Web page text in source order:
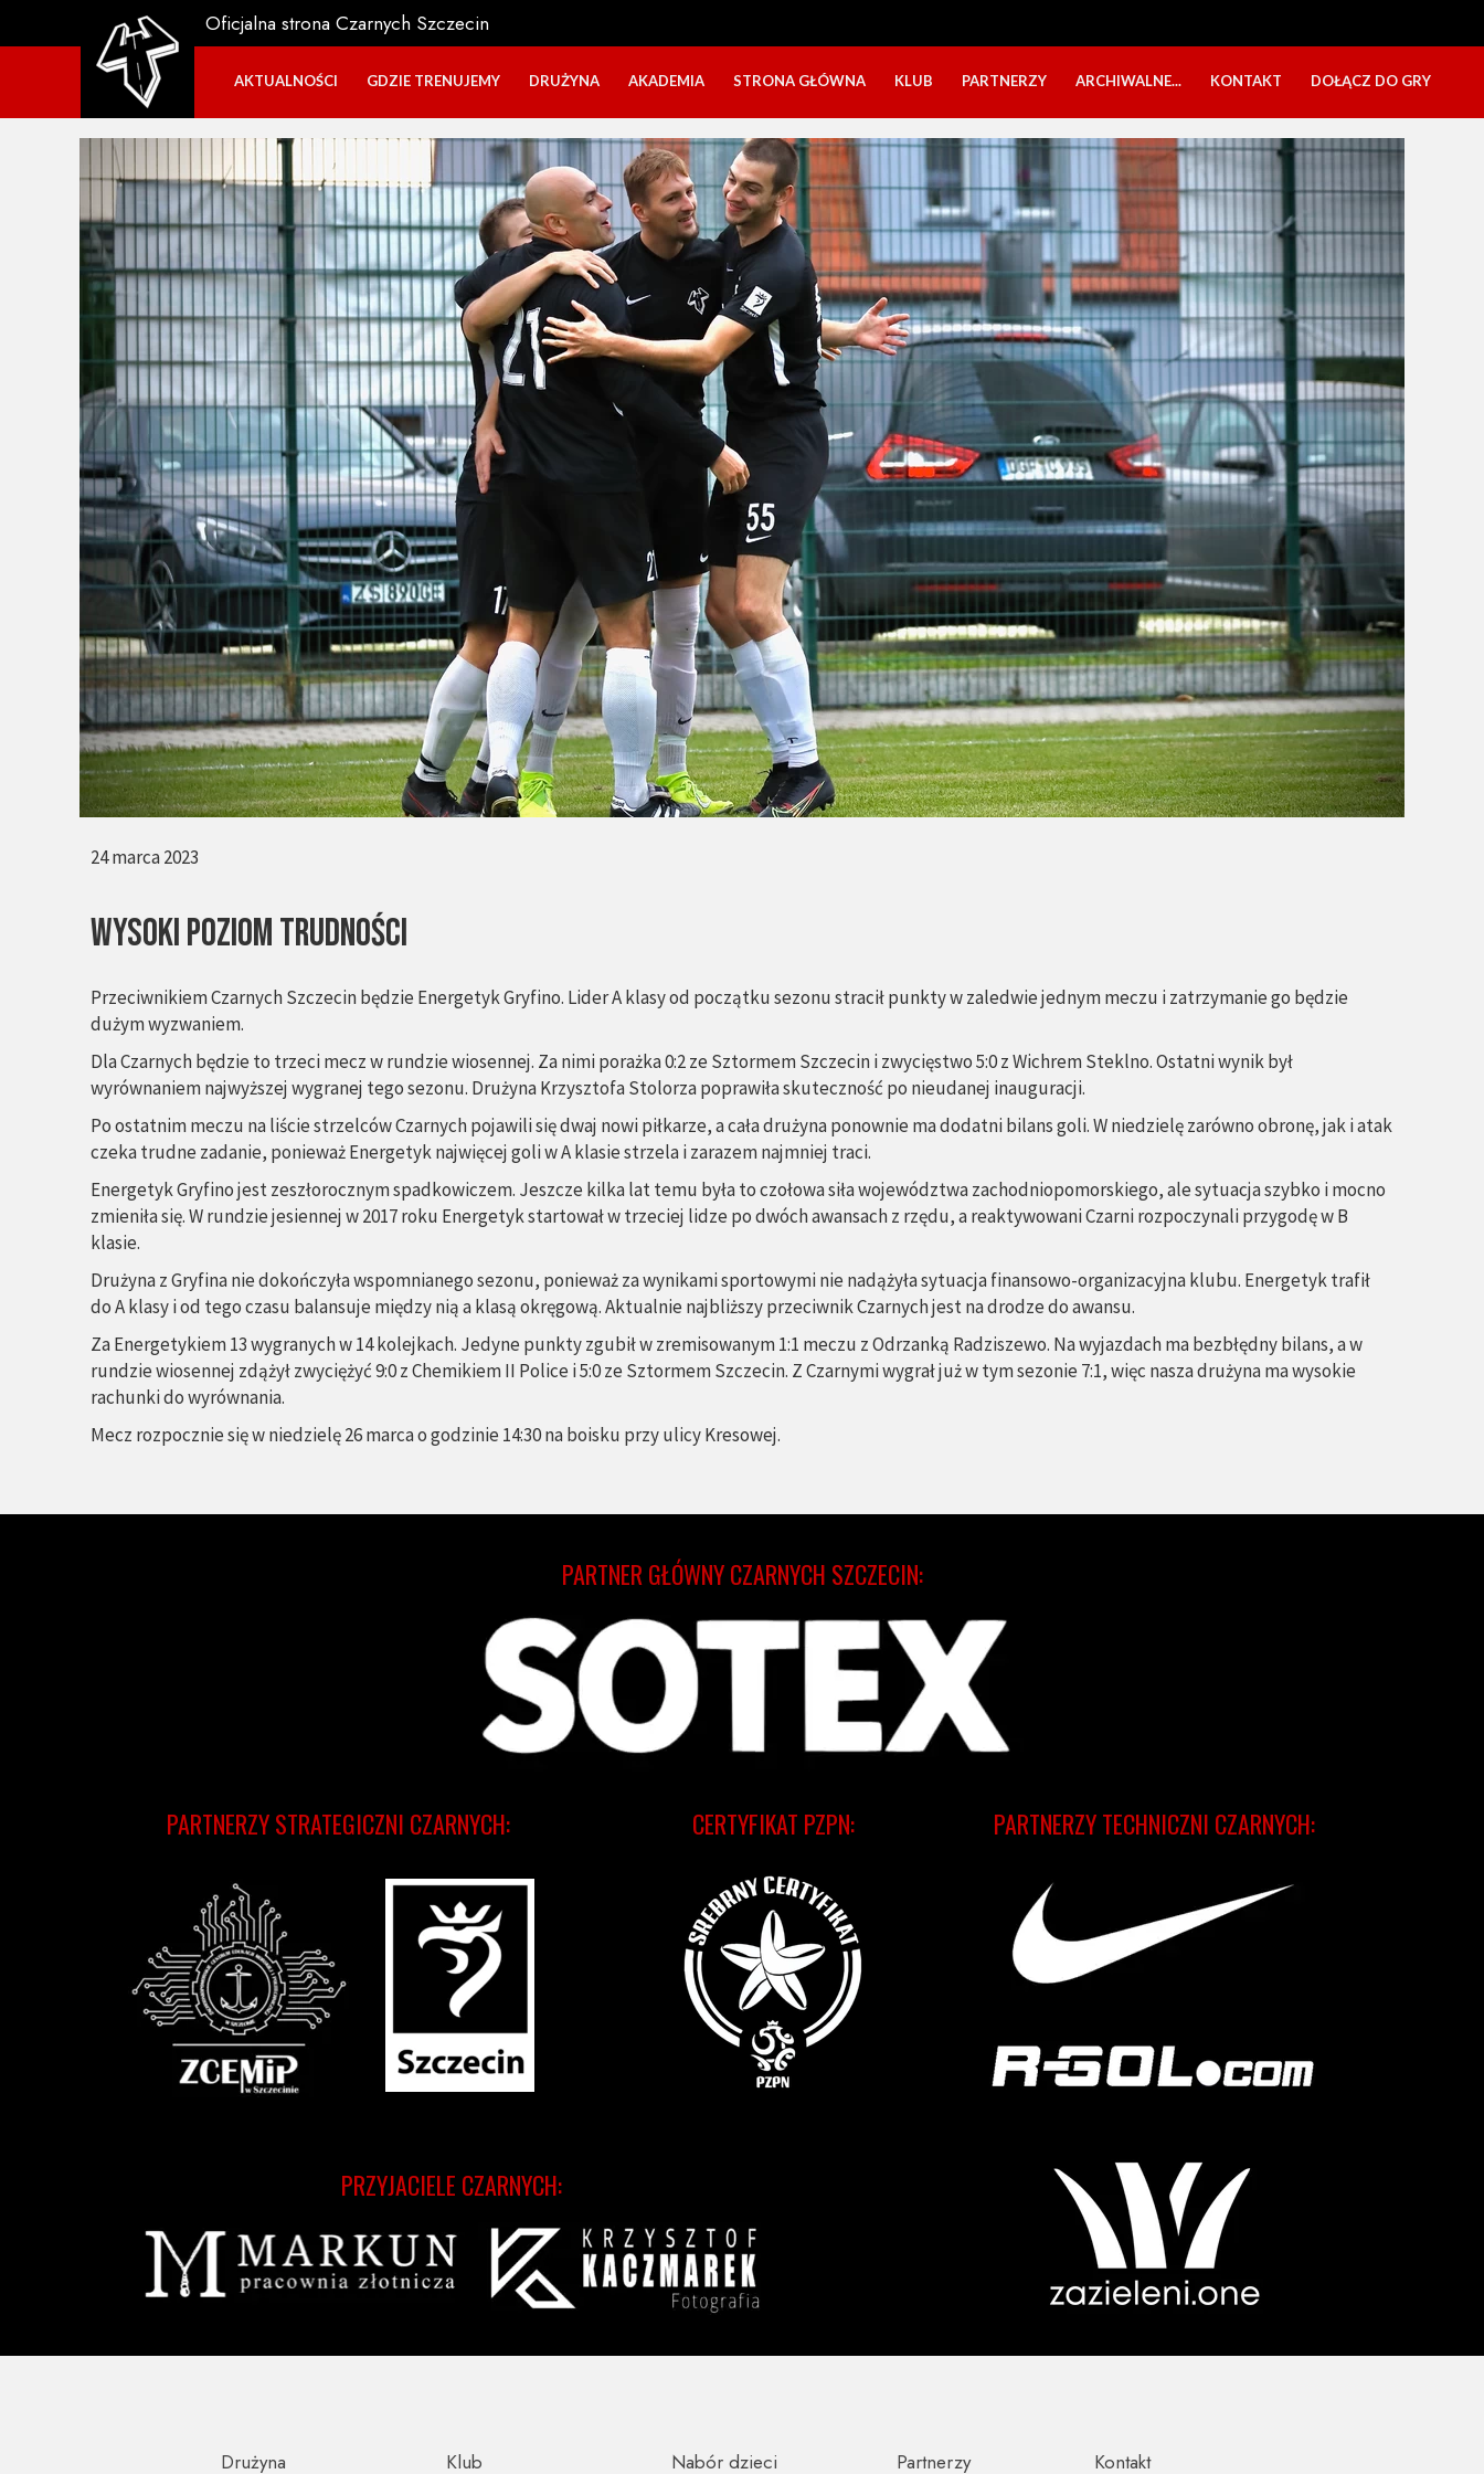
Przeciwnikiem Czarnych Szczecin będzie Energetyk Gryfino. Lider A klasy od początku sezonu stracił punkty w zaledwie jednym meczu i zatrzymanie go będzie
dużym wyzwaniem.
Dla Czarnych będzie to trzeci mecz w rundzie wiosennej. Za nimi porażka 0:2 ze Sztormem Szczecin i zwycięstwo 5:0 z Wichrem Steklno. Ostatni wynik był
wyrównaniem najwyższej wygranej tego sezonu. Drużyna Krzysztofa Stolorza poprawiła skuteczność po nieudanej inauguracji.
Po ostatnim meczu na liście strzelców Czarnych pojawili się dwaj nowi piłkarze, a cała drużyna ponownie ma dodatni bilans goli. W niedzielę zarówno obronę, jak i atak
czeka trudne zadanie, ponieważ Energetyk najwięcej goli w A klasie strzela i zarazem najmniej traci.
Energetyk Gryfino jest zeszłorocznym spadkowiczem. Jeszcze kilka lat temu była to czołowa siła województwa zachodniopomorskiego, ale sytuacja szybko i mocno
zmieniła się. W rundzie jesiennej w 2017 roku Energetyk startował w trzeciej lidze po dwóch awansach z rzędu, a reaktywowani Czarni rozpoczynali przygodę w B
klasie.
Drużyna z Gryfina nie dokończyła wspomnianego sezonu, ponieważ za wynikami sportowymi nie nadążyła sytuacja finansowo-organizacyjna klubu. Energetyk trafił
do A klasy i od tego czasu balansuje między nią a klasą okręgową. Aktualnie najbliższy przeciwnik Czarnych jest na drodze do awansu.
Za Energetykiem 13 wygranych w 14 kolejkach. Jedyne punkty zgubił w zremisowanym 1:1 meczu z Odrzanką Radziszewo. Na wyjazdach ma bezbłędny bilans, a w
rundzie wiosennej zdążył zwyciężyć 9:0 z Chemikiem II Police i 5:0 ze Sztormem Szczecin. Z Czarnymi wygrał już w tym sezonie 7:1, więc nasza drużyna ma wysokie
rachunki do wyrównania.
Mecz rozpocznie się w niedzielę 26 marca o godzinie 14:30 na boisku przy ulicy Kresowej.
WYSOKI POZIOM TRUDNOŚCI
24 marca 2023
Oficjalna strona Czarnych Szczecin
AKTUALNOŚCI GDZIE TRENUJEMY DRUŻYNA
DOŁĄCZ DO GRY
AKADEMIA
NABÓR DZIECI
SZTAB TRENERSKI
OPINIE RODZICÓW O OBOZACH
STRONA GŁÓWNA KLUB
NASZE DZIEŁA
PARTNERZY ARCHIWALNE...
PÓŁKOLONIE 2025
SBO 2023
CZARNI W MEDIACH
KADRA 2006
FESTYN CHARYTATYWNY
CZAS NA DZIEWCZYNY
OBÓZ W ZATONIU 2020
OBÓZ W KALISZU 2020
FOTORELACJE
VIDEO
OFERTA LATO 2020
ARCHIWUM OBOZÓW
WYNIKI
KONTAKT DOŁĄCZ DO GRY
CERTYFIKAT PZPN:
PRZYJACIELE CZARNYCH:
PARTNERZY TECHNICZNI CZARNYCH:
PARTNERZY STRATEGICZNI CZARNYCH:
PARTNER GŁÓWNY CZARNYCH SZCZECIN:
Partnerzy
Nabór dzieci Kontakt
Drużyna Klub